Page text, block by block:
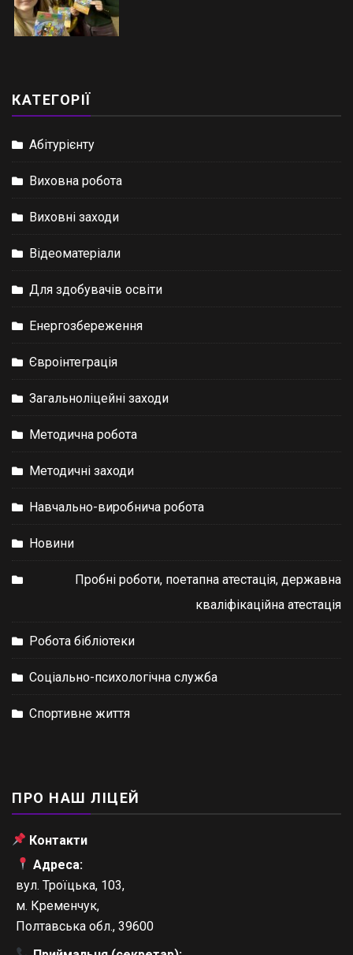
КАТЕГОРІЇ
Абітурієнту
Виховна робота
Виховні заходи
Відеоматеріали
Для здобувачів освіти
Енергозбереження
Євроінтеграція
Загальноліцейні заходи
Методична робота
Методичні заходи
Навчально-виробнича робота
Новини
Пробні роботи, поетапна атестація, державна
кваліфікаційна атестація
Робота бібліотеки
Соціально-психологічна служба
Спортивне життя
ПРО НАШ ЛІЦЕЙ
Контакти
Адреса:
вул. Троїцька, 103,
м. Кременчук,
Полтавська обл., 39600